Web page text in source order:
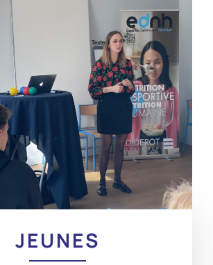
JEUNES